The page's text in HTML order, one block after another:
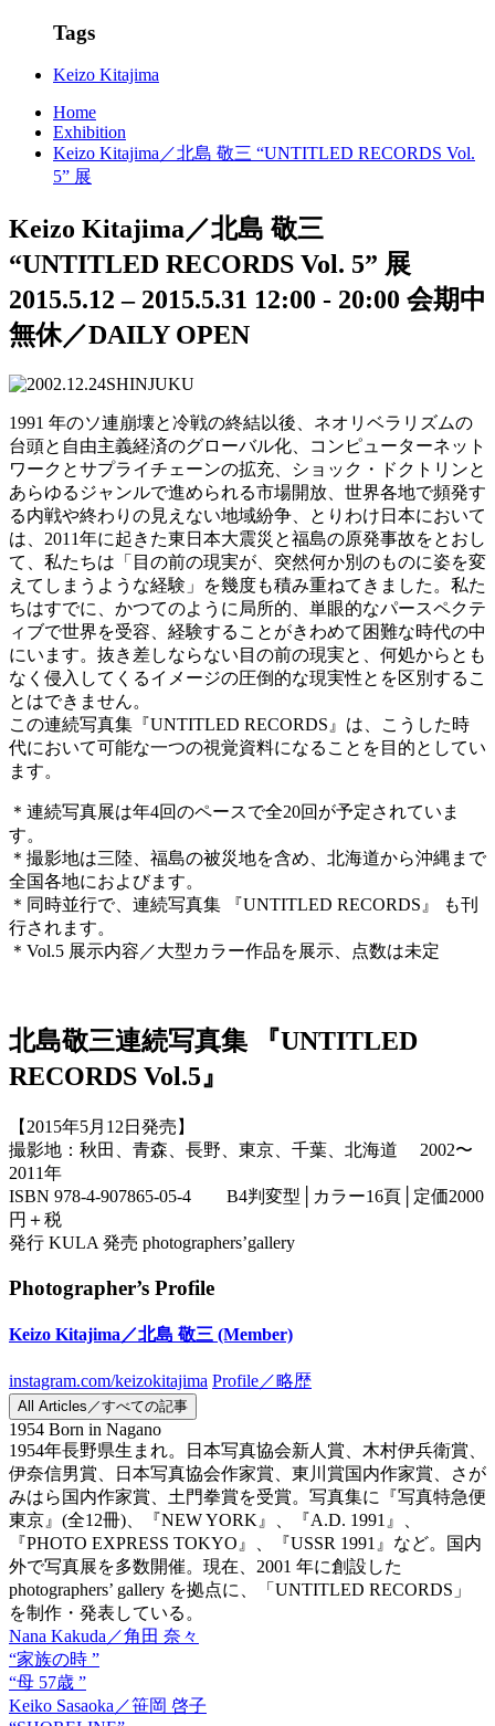
Tags
Keizo Kitajima
Home
Exhibition
Keizo Kitajima／北島 敬三 “UNTITLED RECORDS Vol.
5” 展
Keizo Kitajima／北島 敬三
“UNTITLED RECORDS Vol. 5” 展
2015.5.12 – 2015.5.31 12:00 - 20:00 会期中
無休／DAILY OPEN
1991 年のソ連崩壊と冷戦の終結以後、ネオリベラリズムの
台頭と自由主義経済のグローバル化、コンピューターネット
ワークとサプライチェーンの拡充、ショック・ドクトリンと
あらゆるジャンルで進められる市場開放、世界各地で頻発す
る内戦や終わりの見えない地域紛争、とりわけ日本において
は、2011年に起きた東日本大震災と福島の原発事故をとおし
て、私たちは「目の前の現実が、突然何か別のものに姿を変
えてしまうような経験」を幾度も積み重ねてきました。私た
ちはすでに、かつてのように局所的、単眼的なパースペクテ
ィブで世界を受容、経験することがきわめて困難な時代の中
にいます。抜き差しならない目の前の現実と、何処からとも
なく侵入してくるイメージの圧倒的な現実性とを区別するこ
とはできません。
この連続写真集『UNTITLED RECORDS』は、こうした時
代において可能な一つの視覚資料になることを目的としてい
ます。
＊連続写真展は年4回のペースで全20回が予定されていま
す。
＊撮影地は三陸、福島の被災地を含め、北海道から沖縄まで
全国各地におよびます。
＊同時並行で、連続写真集 『UNTITLED RECORDS』 も刊
行されます。
＊Vol.5 展示内容／大型カラー作品を展示、点数は未定
北島敬三連続写真集 『UNTITLED
RECORDS Vol.5』
【2015年5月12日発売】
撮影地：秋田、青森、長野、東京、千葉、北海道 2002〜
2011年
ISBN 978-4-907865-05-4 B4判変型│カラー16頁│定価2000
円＋税
発行 KULA 発売 photographers’gallery
Photographer’s Profile
Keizo Kitajima／北島 敬三 (Member)
instagram.com/keizokitajima Profile／略歴
All Articles／すべての記事
1954 Born in Nagano
1954年長野県生まれ。日本写真協会新人賞、木村伊兵衛賞、
伊奈信男賞、日本写真協会作家賞、東川賞国内作家賞、さが
みはら国内作家賞、土門拳賞を受賞。写真集に『写真特急便
東京』(全12冊)、『NEW YORK』、『A.D. 1991』、
『PHOTO EXPRESS TOKYO』、『USSR 1991』など。国内
外で写真展を多数開催。現在、2001 年に創設した
photographers’ gallery を拠点に、「UNTITLED RECORDS」
を制作・発表している。
Nana Kakuda／角田 奈々
“家族の時 ”
“母 57歳 ”
Keiko Sasaoka／笹岡 啓子